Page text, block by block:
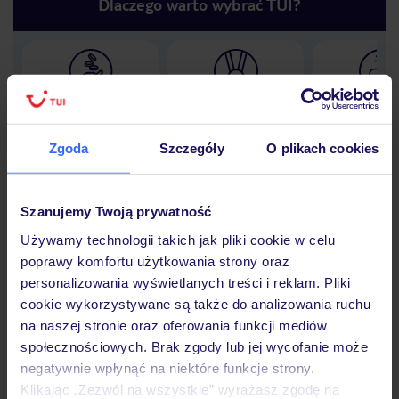
Zgoda Szczegóły O plikach cookies
Szanujemy Twoją prywatność
Używamy technologii takich jak pliki cookie w celu
poprawy komfortu użytkowania strony oraz
personalizowania wyświetlanych treści i reklam. Pliki
cookie wykorzystywane są także do analizowania ruchu
na naszej stronie oraz oferowania funkcji mediów
społecznościowych. Brak zgody lub jej wycofanie może
negatywnie wpłynąć na niektóre funkcje strony.
Klikając „Zezwól na wszystkie” wyrażasz zgodę na
Lider niskich cen 30 lat w
Hotel
Opinie
Pokoje